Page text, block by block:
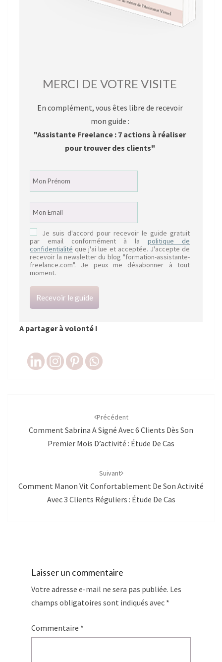
MERCI DE VOTRE VISITE
En complément, vous êtes libre de recevoir
mon guide :
"Assistante Freelance : 7 actions à réaliser
pour trouver des clients"
Je suis d'accord pour recevoir le guide gratuit
par email conformément à lapolitique de
confidentialité que j'ai lue et acceptée. J'accepte de
recevoir la newsletter du blog "formation-assistante-
freelance.com". Je peux me désabonner à tout
moment.
Recevoir le guide
A partager à volonté !
Précédent
Comment Sabrina A Signé Avec 6 Clients Dès Son
Premier Mois D’activité : Étude De Cas
Suivant
Comment Manon Vit Confortablement De Son Activité
Avec 3 Clients Réguliers : Étude De Cas
Laisser un commentaire
Votre adresse e-mail ne sera pas publiée. Les
champs obligatoires sont indiqués avec *
Commentaire *